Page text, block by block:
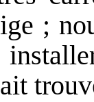
;